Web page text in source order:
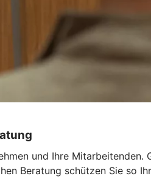
und Ihre
Beratung schützen Sie so